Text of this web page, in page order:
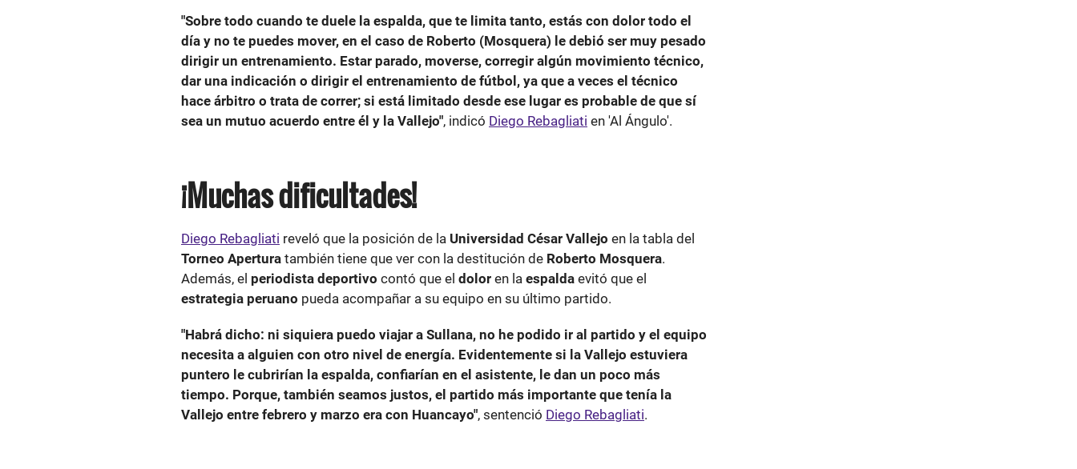
"Sobre todo cuando te duele la espalda, que te limita tanto, estás con dolor todo el
día y no te puedes mover, en el caso de Roberto (Mosquera) le debió ser muy pesado
dirigir un entrenamiento. Estar parado, moverse, corregir algún movimiento técnico,
dar una indicación o dirigir el entrenamiento de fútbol, ya que a veces el técnico
hace árbitro o trata de correr; si está limitado desde ese lugar es probable de que sí
sea un mutuo acuerdo entre él y la Vallejo", indicó Diego Rebagliati en 'Al Ángulo'.
¡Muchas dificultades!
Diego Rebagliati reveló que la posición de la Universidad César Vallejo en la tabla del
Torneo Apertura también tiene que ver con la destitución de Roberto Mosquera.
Además, el periodista deportivo contó que el dolor en la espalda evitó que el
estrategia peruano pueda acompañar a su equipo en su último partido.
"Habrá dicho: ni siquiera puedo viajar a Sullana, no he podido ir al partido y el equipo
necesita a alguien con otro nivel de energía. Evidentemente si la Vallejo estuviera
puntero le cubrirían la espalda, confiarían en el asistente, le dan un poco más
tiempo. Porque, también seamos justos, el partido más importante que tenía la
Vallejo entre febrero y marzo era con Huancayo", sentenció Diego Rebagliati.